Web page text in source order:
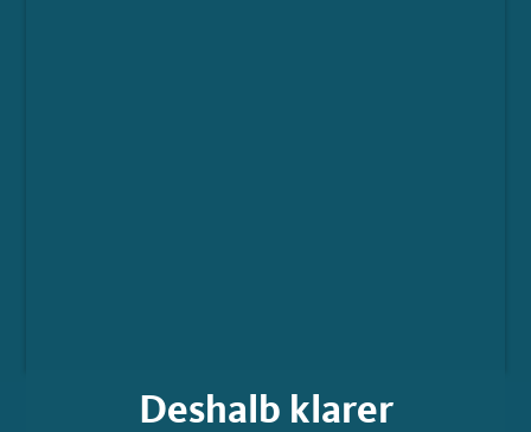
Deshalb klarer